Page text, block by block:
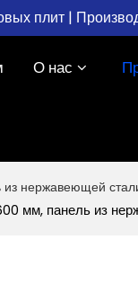
плит |
О нас
из нержавеющей
мм, панель из